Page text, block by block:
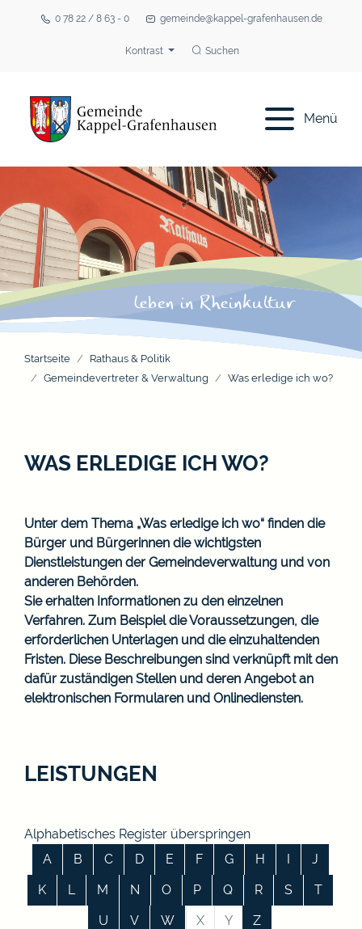
0 78 22 / 8 63 - 0 gemeinde@kappel-grafenhausen.de
Kontrast Suchen
Menü
Startseite
Rathaus & Politik
Gemeindevertreter & Verwaltung
Was erledige ich wo?
WAS ERLEDIGE ICH WO?
Unter dem Thema „Was erledige ich wo“ finden die
Bürger und Bürgerinnen die wichtigsten
Dienstleistungen der Gemeindeverwaltung und von
anderen Behörden.
Sie erhalten Informationen zu den einzelnen
Verfahren. Zum Beispiel die Voraussetzungen, die
erforderlichen Unterlagen und die einzuhaltenden
Fristen. Diese Beschreibungen sind verknüpft mit den
dafür zuständigen Stellen und deren Angebot an
elektronischen Formularen und Onlinediensten.
LEISTUNGEN
Alphabetisches Register überspringen
A
B C D E F G H I
J
K
L M N O P Q R S
T
U
V W X Y Z